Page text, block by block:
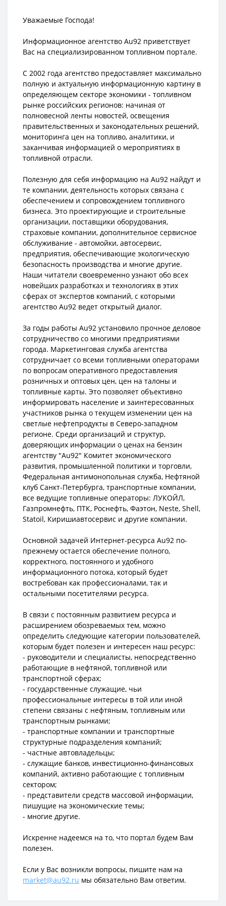
Уважаемые Господа!
Информационное агентство Au92 приветствует
Вас на специализированном топливном портале.
С 2002 года агентство предоставляет максимально
полную и актуальную информационную картину в
определяющем секторе экономики - топливном
рынке российских регионов: начиная от
полновесной ленты новостей, освещения
правительственных и законодательных решений,
мониторинга цен на топливо, аналитики, и
заканчивая информацией о мероприятиях в
топливной отрасли.
Полезную для себя информацию на Au92 найдут и
те компании, деятельность которых связана с
обеспечением и сопровождением топливного
бизнеса. Это проектирующие и строительные
организации, поставщики оборудования,
страховые компании, дополнительное сервисное
обслуживание - автомойки, автосервис,
предприятия, обеспечивающие экологическую
безопасность производства и многие другие.
Наши читатели своевременно узнают обо всех
новейших разработках и технологиях в этих
сферах от экспертов компаний, с которыми
агентство Au92 ведет открытый диалог.
За годы работы Au92 установило прочное деловое
сотрудничество со многими предприятиями
города. Маркетинговая служба агентства
сотрудничает со всеми топливными операторами
по вопросам оперативного предоставления
розничных и оптовых цен, цен на талоны и
топливные карты. Это позволяет объективно
информировать население и заинтересованных
участников рынка о текущем изменении цен на
светлые нефтепродукты в Северо-западном
регионе. Среди организаций и структур,
доверяющих информации о ценах на бензин
агентству "Au92" Комитет экономического
развития, промышленной политики и торговли,
Федеральная антимонопольная служба, Нефтяной
клуб Санкт-Петербурга, транспортные компании,
все ведущие топливные операторы: ЛУКОЙЛ,
Газпромнефть, ПТК, Роснефть, Фаэтон, Neste, Shell,
Statoil, Киришиавтосервис и другие компании.
Основной задачей Интернет-ресурса Аu92 по-
прежнему остается обеспечение полного,
корректного, постоянного и удобного
информационного потока, который будет
востребован как профессионалами, так и
остальными посетителями ресурса.
В связи с постоянным развитием ресурса и
расширением обозреваемых тем, можно
определить следующие категории пользователей,
которым будет полезен и интересен наш ресурс:
- руководители и специалисты, непосредственно
работающие в нефтяной, топливной или
транспортной сферах;
- государственные служащие, чьи
профессиональные интересы в той или иной
степени связаны с нефтяным, топливным или
транспортным рынками;
- транспортные компании и транспортные
структурные подразделения компаний;
- частные автовладельцы;
- служащие банков, инвестиционно-финансовых
компаний, активно работающие с топливным
сектором;
- представители средств массовой информации,
пишущие на экономические темы;
- многие другие.
Искренне надеемся на то, что портал будем Вам
полезен.
Если у Вас возникли вопросы, пишите нам на
market@au92.ru мы обязательно Вам ответим.